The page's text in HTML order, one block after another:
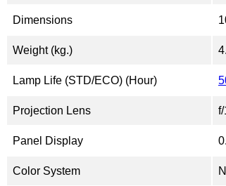
Dimensions
Weight (kg.)
Lamp Life (STD/ECO) (Hour)
Projection Lens
Panel Display
Color System